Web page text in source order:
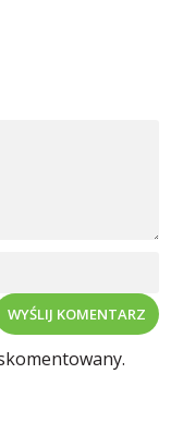
WYŚLIJ KOMENTARZ